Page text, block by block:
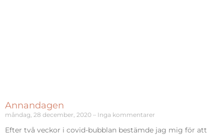
Annandagen
måndag, 28 december, 2020 Inga kommentarer
Efter två veckor i covid-bubblan bestämde jag mig för att